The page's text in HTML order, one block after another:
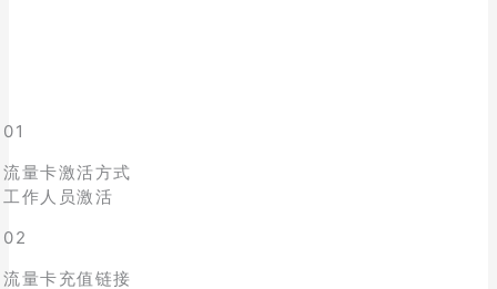
01
流量卡激活方式
工作人员激活
02
流量卡充值链接